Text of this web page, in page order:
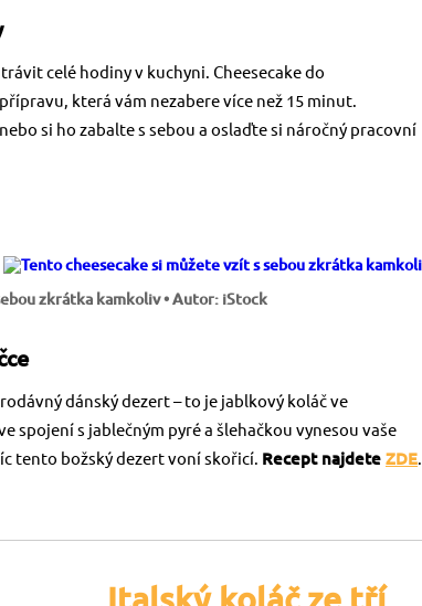
celé hodiny v kuchyni. Cheesecake do
která vám nezabere více než 15 minut.
si ho zabalte s sebou a oslaďte si náročný pracovní
zkrátka kamkoliv• Autor: iStock
dánský dezert – to je jablkový koláč ve
spojení s jablečným pyré a šlehačkou vynesou vaše
tento božský dezert voní skořicí. Recept najdete ZDE.